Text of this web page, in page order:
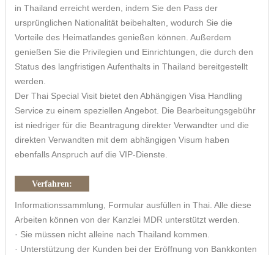
in Thailand erreicht werden, indem Sie den Pass der
ursprünglichen Nationalität beibehalten, wodurch Sie die
Vorteile des Heimatlandes genießen können. Außerdem
genießen Sie die Privilegien und Einrichtungen, die durch den
Status des langfristigen Aufenthalts in Thailand bereitgestellt
werden.
Der Thai Special Visit bietet den Abhängigen Visa Handling
Service zu einem speziellen Angebot. Die Bearbeitungsgebühr
ist niedriger für die Beantragung direkter Verwandter und die
direkten Verwandten mit dem abhängigen Visum haben
ebenfalls Anspruch auf die VIP-Dienste.
Verfahren:
Informationssammlung, Formular ausfüllen in Thai. Alle diese
Arbeiten können von der Kanzlei MDR unterstützt werden.
· Sie müssen nicht alleine nach Thailand kommen.
· Unterstützung der Kunden bei der Eröffnung von Bankkonten